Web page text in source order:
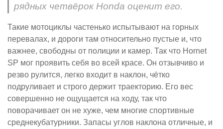
рядных четвёрок Honda оценит его.
Такие мотоциклы частенько испытывают на горных
перевалах, и дороги там относительно пустые и, что
важнее, свободны от полиции и камер. Так что Hornet
SP мог проявить себя во всей красе. Он отзывчиво и
резво рулится, легко входит в наклон, чётко
подруливает и строго держит траекторию. Его вес
совершенно не ощущается на ходу, так что
поворачивает он не хуже, чем многие спортивные
среднекубатурники. Запасы углов наклона отличные, и